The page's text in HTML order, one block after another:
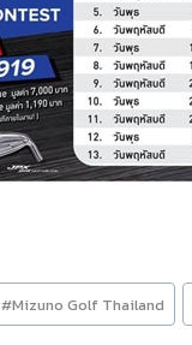
#Mizuno Golf Thailand